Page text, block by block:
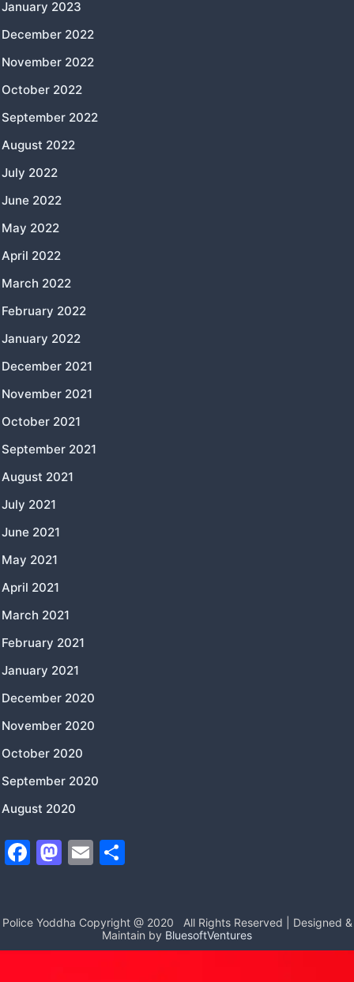
January 2023
December 2022
November 2022
October 2022
September 2022
August 2022
July 2022
June 2022
May 2022
April 2022
March 2022
February 2022
January 2022
December 2021
November 2021
October 2021
September 2021
August 2021
July 2021
June 2021
May 2021
April 2021
March 2021
February 2021
January 2021
December 2020
November 2020
October 2020
September 2020
August 2020
F
e
b
M
o
d
E
l
e
Police Yoddha Copyright @ 2020
All Rights Reserved | Designed &
Maintain by BluesoftVentures